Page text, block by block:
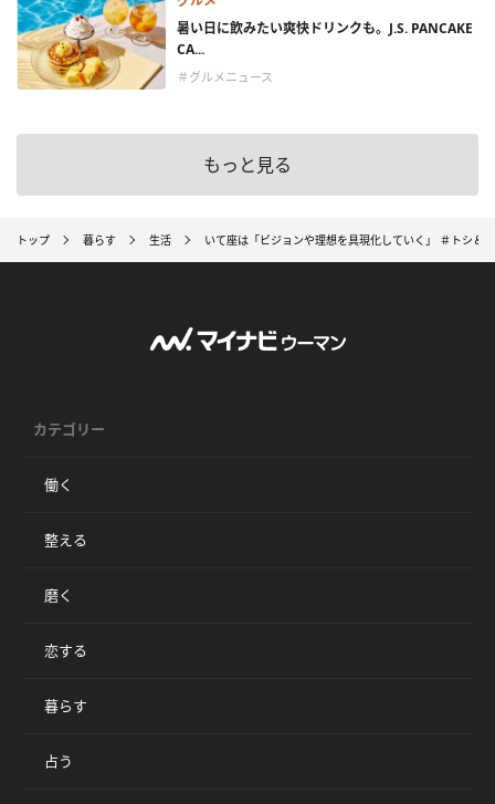
暑い日に飲みたい爽快ドリンクも。J.S. PANCAKE
CA...
＃グルメニュース
もっと見る
トップ 暮らす 生活 いて座は「ビジョンや理想を具現化していく」 ＃トシ＆
カテゴリー
働く
整える
磨く
恋する
暮らす
占う